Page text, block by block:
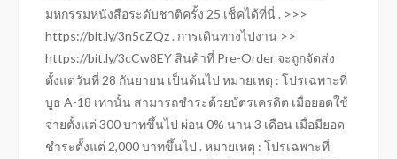
มหกรรมหนังสือระดับชาติครั้ง 25 เช็คได้ที่นี่ . >>>
https://bit.ly/3n5cZQz . การเดินทางไปงาน >>
https://bit.ly/3cCw8EY สินค้าที่ Pre-Order จะถูกจัดส่ง
ตั้งแต่วันที่ 28 กันยายน เป็นต้นไป หมายเหตุ : โปรเฉพาะที่
บูธ A-18 เท่านั้น สามารถชำระด้วยบัตรเครดิต เมื่อยอดใช้
จ่ายตั้งแต่ 300 บาทขึ้นไป ผ่อน 0% นาน 3 เดือน เมื่อมียอด
ชำระตั้งแต่ 2,000 บาทขึ้นไป . หมายเหตุ : โปรเฉพาะที่